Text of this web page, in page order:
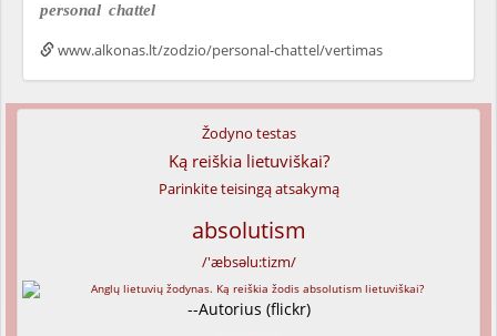
personal chattel
www.alkonas.lt/zodzio/personal-chattel/vertimas
Žodyno testas
Ką reiškia lietuviškai?
Parinkite teisingą atsakymą
absolutism
/'æbsəlu:tizm/
--Autorius (flickr)